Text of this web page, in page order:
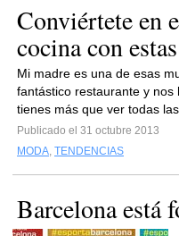
Conviértete en
cocina con
Mi madre es una de esas
fantástico restaurante y
tienes más que ver todas
Publicado el 31 octubre 2013
MODA, TENDENCIAS
Barcelona está